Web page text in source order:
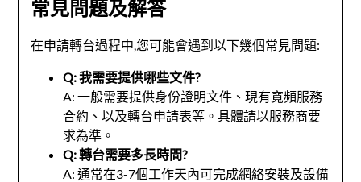
常見問題及解答
在申請轉台過程中,您可能會遇到以下幾個常見問題:
Q: 我需要提供哪些文件?
A: 一般需要提供身份證明文件、現有寬頻服務
合約、以及轉台申請表等。具體請以服務商要
求為準。
Q: 轉台需要多長時間?
A: 通常在3-7個工作天內可完成網絡安裝及設備